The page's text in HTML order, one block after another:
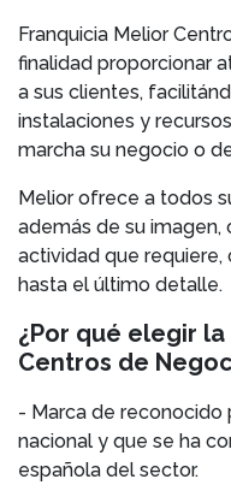
Franquicia Melior
finalidad proporcionar
a sus clientes,
instalaciones y
marcha su negocio o
Melior ofrece a todos
además de su imagen,
actividad que requiere,
hasta el último detalle.
¿Por qué elegir
Centros de
- Marca de reconocido
nacional y que se ha
española del sector.